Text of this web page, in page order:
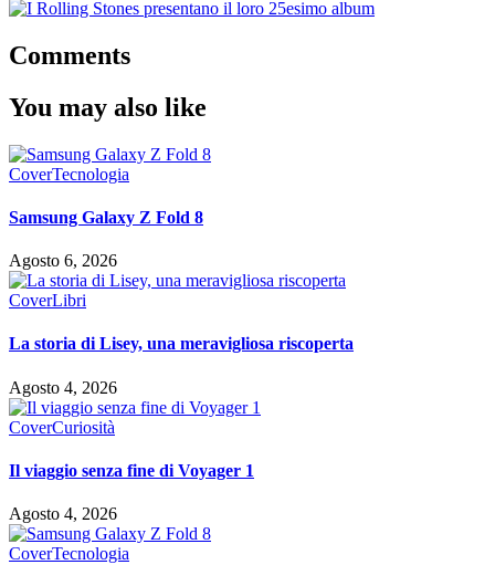
Comments
You may also like
CoverTecnologia
Samsung Galaxy Z Fold 8
Agosto 6, 2026
CoverLibri
La storia di Lisey, una meravigliosa riscoperta
Agosto 4, 2026
CoverCuriosità
Il viaggio senza fine di Voyager 1
Agosto 4, 2026
CoverTecnologia